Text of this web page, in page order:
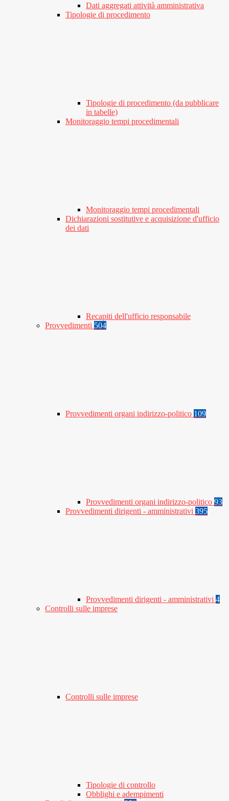
Dati aggregati attività amministrativa
Tipologie di procedimento
Tipologie di procedimento (da pubblicare
in tabelle)
Monitoraggio tempi procedimentali
Monitoraggio tempi procedimentali
Dichiarazioni sostitutive e acquisizione d'ufficio
dei dati
Recapiti dell'ufficio responsabile
Provvedimenti 504
Provvedimenti organi indirizzo-politico 109
Provvedimenti organi indirizzo-politico 93
Provvedimenti dirigenti - amministrativi 395
Provvedimenti dirigenti - amministrativi 4
Controlli sulle imprese
Controlli sulle imprese
Tipologie di controllo
Obblighi e adempimenti